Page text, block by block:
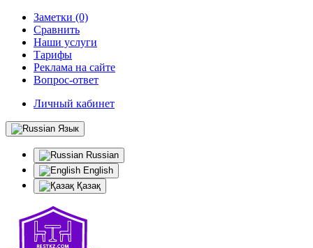
Заметки (0)
Сравнить
Наши услуги
Тарифы
Реклама на сайте
Вопрос-ответ
Личный кабинет
Язык
Russian
English
Қазақ